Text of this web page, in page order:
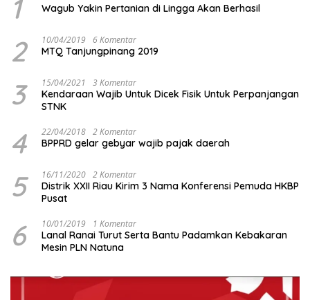
1 Wagub Yakin Pertanian di Lingga Akan Berhasil
2 10/04/2019 6 Komentar
MTQ Tanjungpinang 2019
3 15/04/2021 3 Komentar
Kendaraan Wajib Untuk Dicek Fisik Untuk Perpanjangan
STNK
4 22/04/2018 2 Komentar
BPPRD gelar gebyar wajib pajak daerah
5 16/11/2020 2 Komentar
Distrik XXII Riau Kirim 3 Nama Konferensi Pemuda HKBP
Pusat
6 10/01/2019 1 Komentar
Lanal Ranai Turut Serta Bantu Padamkan Kebakaran
Mesin PLN Natuna